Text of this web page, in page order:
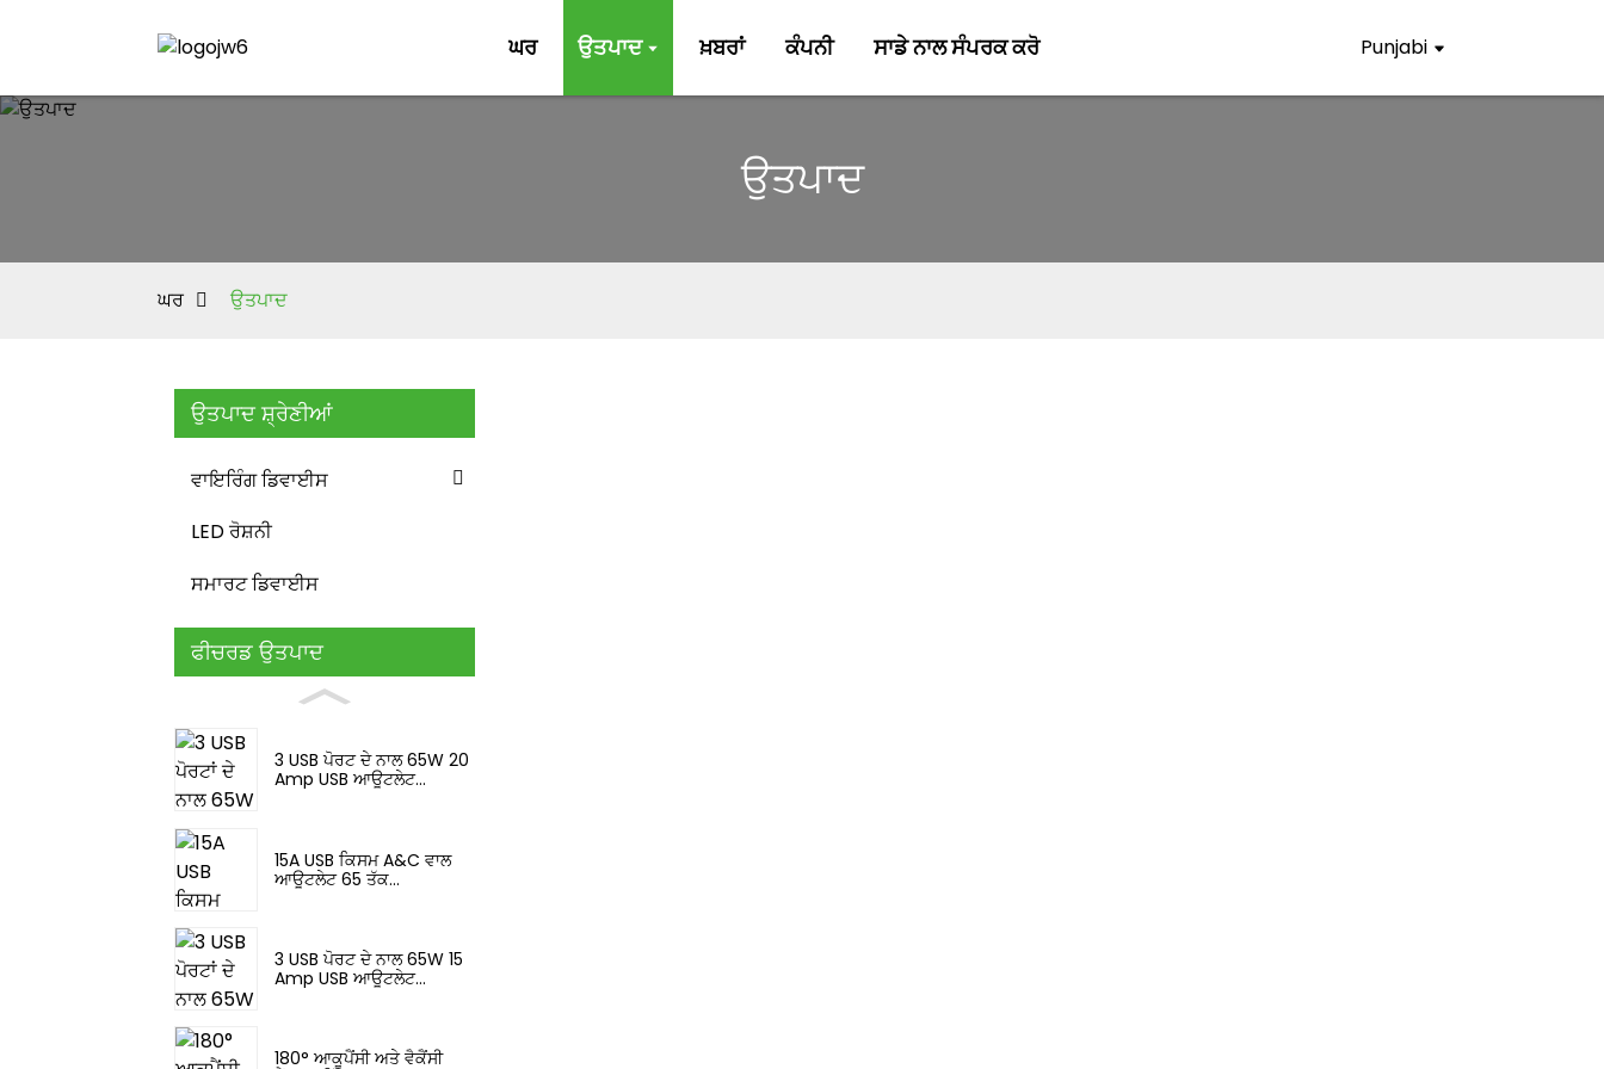
ਘਰ ਉਤਪਾਦ ਖ਼ਬਰਾਂ ਕੰਪਨੀ ਸਾਡੇ ਨਾਲ ਸੰਪਰਕ ਕਰੋ Punjabi
ਉਤਪਾਦ
ਘਰ ਉਤਪਾਦ
ਉਤਪਾਦ ਸ਼੍ਰੇਣੀਆਂ
ਵਾਇਰਿੰਗ ਡਿਵਾਈਸ
LED ਰੋਸ਼ਨੀ
ਸਮਾਰਟ ਡਿਵਾਈਸ
ਫੀਚਰਡ ਉਤਪਾਦ
3 USB ਪੋਰਟ ਦੇ ਨਾਲ 65W 20
Amp USB ਆਊਟਲੇਟ...
15A USB ਕਿਸਮ A&C ਵਾਲ
ਆਊਟਲੇਟ 65 ਤੱਕ...
3 USB ਪੋਰਟ ਦੇ ਨਾਲ 65W 15
Amp USB ਆਊਟਲੇਟ...
180° ਆਕੂਪੈਂਸੀ ਅਤੇ ਵੈਕੈਂਸੀ